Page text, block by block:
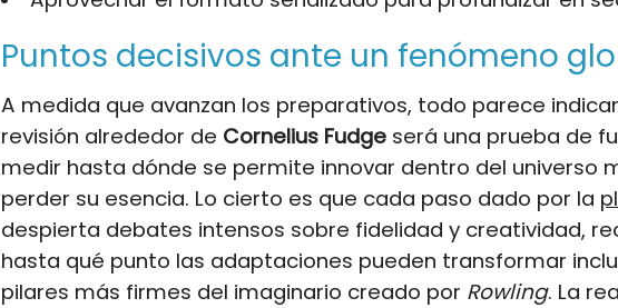
Puntos decisivos ante un fenómeno
A medida que avanzan los preparativos, todo parece
revisión alrededor de Cornelius Fudge será una prueba de
medir hasta dónde se permite innovar dentro del universo
perder su esencia. Lo cierto es que cada paso dado por la
despierta debates intensos sobre fidelidad y creatividad,
hasta qué punto las adaptaciones pueden transformar
pilares más firmes del imaginario creado por Rowling. La